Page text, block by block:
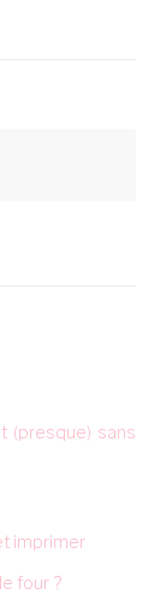
(presque) sans
imprimer
four ?